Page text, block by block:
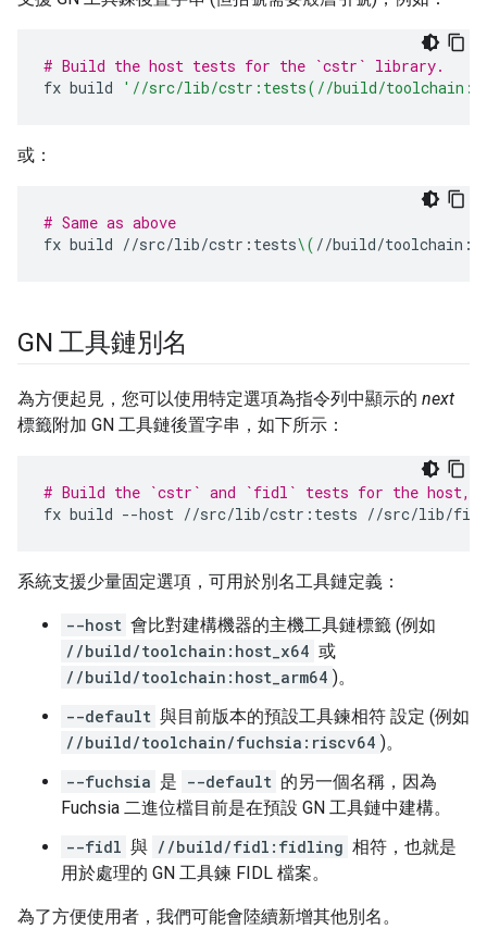
# Build the host tests for the `cstr` library.
fx build '//src/lib/cstr:tests(//build/
或：
# Same as above
fx build //src/lib/cstr:tests\( //build/
GN 工具鏈別名
為方便起見，您可以使用特定選項為指令列中顯示的 next
標籤附加 GN 工具鏈後置字串，如下所示：
# Build the `cstr` and `fidl` tests for the host,
fx build --host //src/lib/cstr:tests //src/lib/
系統支援少量固定選項，可用於別名工具鏈定義：
--host 會比對建構機器的主機工具鏈標籤 (例如
//build/toolchain:host_x64 或
//build/toolchain:host_arm64 )。
--default 與目前版本的預設工具鍊相符 設定 (例如
//build/toolchain/fuchsia:riscv64 )。
--fuchsia 是 --default 的另一個名稱，因為
Fuchsia 二進位檔目前是在預設 GN 工具鏈中建構。
--fidl 與 //build/fidl:fidling 相符，也就是
用於處理的 GN 工具鍊 FIDL 檔案。
為了方便使用者，我們可能會陸續新增其他別名。